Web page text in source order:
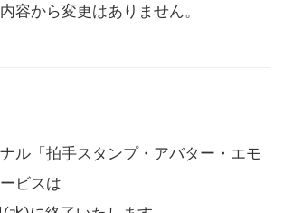
容から変更はありません。
ル「拍手スタンプ・アバター・エモ
ビスは